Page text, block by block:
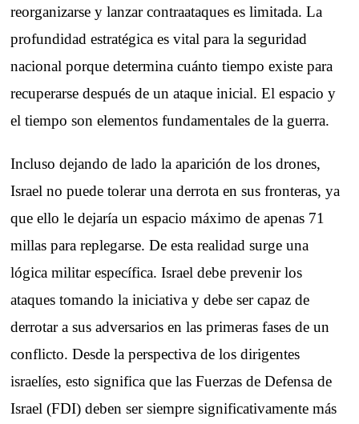
reorganizarse y lanzar contraataques es limitada. La
profundidad estratégica es vital para la seguridad
nacional porque determina cuánto tiempo existe para
recuperarse después de un ataque inicial. El espacio y
el tiempo son elementos fundamentales de la guerra.
Incluso dejando de lado la aparición de los drones,
Israel no puede tolerar una derrota en sus fronteras, ya
que ello le dejaría un espacio máximo de apenas 71
millas para replegarse. De esta realidad surge una
lógica militar específica. Israel debe prevenir los
ataques tomando la iniciativa y debe ser capaz de
derrotar a sus adversarios en las primeras fases de un
conflicto. Desde la perspectiva de los dirigentes
israelíes, esto significa que las Fuerzas de Defensa de
Israel (FDI) deben ser siempre significativamente más